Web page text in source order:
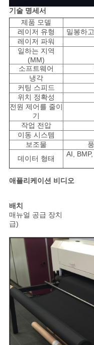
기술 명세서
제품 모델
레이저 유형
밀봉하
레이저 파워
일하는 지역
(MM)
소프트웨어
냉각
커팅 스피드
위치 정확성
전원 제어를 줄이
기
작업 전압
이동 시스템
보조물
데이터 형태
AI,
애플리케이션 비디오
배치
매뉴얼 공급 장치
급)